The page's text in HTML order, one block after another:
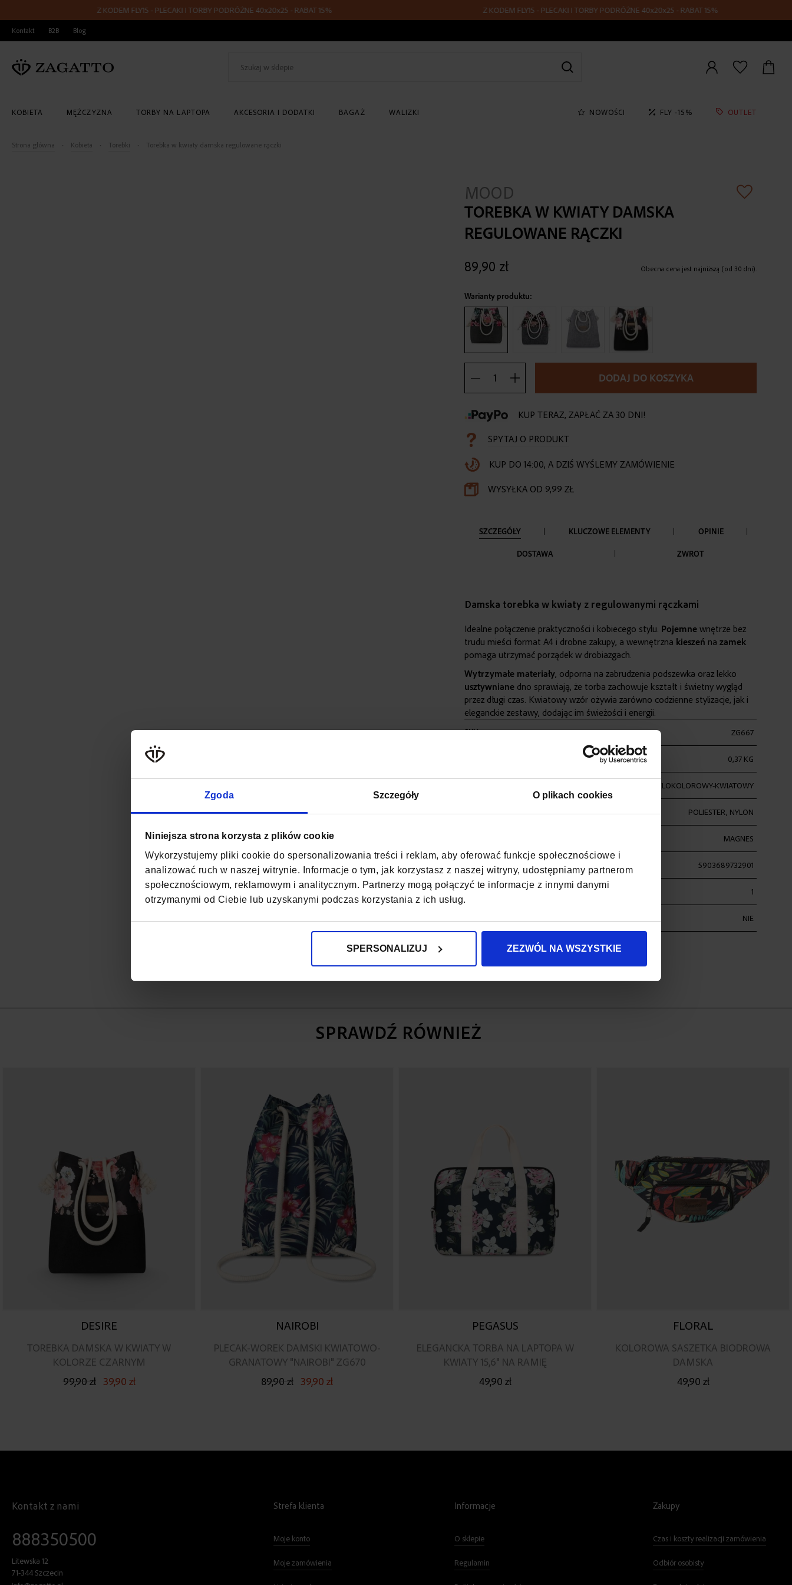
Zgoda Szczegóły O plikach cookies
Niniejsza strona korzysta z plików cookie
Wykorzystujemy pliki cookie do spersonalizowania treści i reklam, aby oferować funkcje społecznościowe i
analizować ruch w naszej witrynie. Informacje o tym, jak korzystasz z naszej witryny, udostępniamy partnerom
społecznościowym, reklamowym i analitycznym. Partnerzy mogą połączyć te informacje z innymi danymi
otrzymanymi od Ciebie lub uzyskanymi podczas korzystania z ich usług.
SPERSONALIZUJ ZEZWÓL NA WSZYSTKIE
Z KODEM FLY15 - PLECAKI I TORBY PODRÓŻNE 40x20x25 - RABAT 15% Z KODEM FLY15 - PLECAKI I TORBY PODRÓŻNE 40x20x25 - RABAT 15%
PRZEJDŹ
DO
Kontakt B2B Blog
KOBIETA MĘŻCZYZNA TORBY NA LAPTOPA AKCESORIA I DODATKI BAGAŻ WALIZKI NOWOŚCI FLY -15% OUTLET
Strona główna Kobieta Torebki Torebka w kwiaty damska regulowane rączki
MOOD
TOREBKA W KWIATY DAMSKA
REGULOWANE RĄCZKI
Obecna cena jest najniższą (od 30 dni).
89,90 zł
Warianty produktu:
DODAJ DO KOSZYKA
KUP TERAZ, ZAPŁAĆ ZA 30 DNI!
SPYTAJ O PRODUKT
KUP DO 14:00, A DZIŚ WYŚLEMY ZAMÓWIENIE
WYSYŁKA OD 9,99 ZŁ
SZCZEGÓŁY KLUCZOWE ELEMENTY OPINIE
DOSTAWA ZWROT
Damska torebka w kwiaty z regulowanymi rączkami
Idealne połączenie praktyczności i kobiecego stylu. Pojemne wnętrze bez
trudu mieści format A4 i drobne zakupy, a wewnętrzna kieszeń na zamek
pomaga utrzymać porządek w drobiazgach.
Wytrzymałe materiały, odporna na zabrudzenia podszewka oraz lekko
usztywniane dno sprawiają, że torba zachowuje kształt i świetny wygląd
przez długi czas. Kwiatowy wzór ożywia zarówno codzienne stylizacje, jak i
eleganckie zestawy, dodając im świeżości i energii.
SKU ZG667
0,37 KG
WIELOKOLOROWY-KWIATOWY
MATERIAŁ POLIESTER, NYLON
MAGNES
KOD EAN 5903689732901
ILOŚĆ KOMÓR 1
NIE
SPRAWDŹ RÓWNIEŻ
DESIRE
TOREBKA DAMSKA W KWIATY W
KOLORZE CZARNYM
39,90 zł
99,90 zł
NAIROBI
PLECAK-WOREK DAMSKI KWIATOWO-
GRANATOWY "NAIROBI" ZG670
39,90 zł
89,90 zł
PEGASUS
ELEGANCKA TORBA NA LAPTOPA W
KWIATY 15,6" NA RAMIĘ
49,90 zł
FLORAL
KOLOROWA SASZETKA BIODROWA
DAMSKA
49,90 zł
Kontakt z nami
888350500
Litewska 12
71-344 Szczecin
Strefa klienta
Moje konto
Moje zamówienia
Informacje
O sklepie
Regulamin
Zakupy
Czas i koszty realizacji zamówienia
Odbiór osobisty